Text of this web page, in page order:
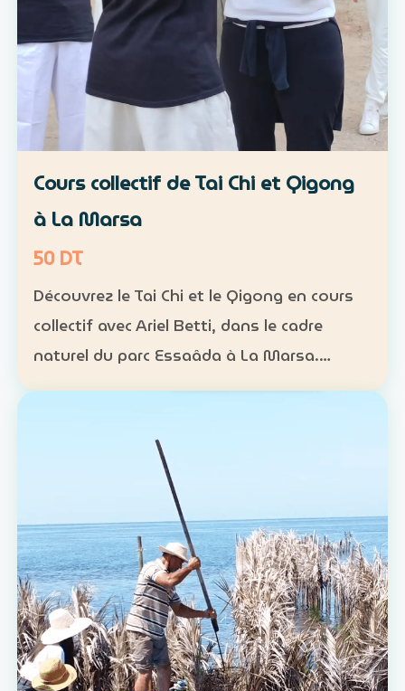
Cours collectif de Tai Chi et Qigong
à La Marsa
50 DT
Découvrez le Tai Chi et le Qigong en cours
collectif avec Ariel Betti, dans le cadre
naturel du parc Essaâda à La Marsa.
Format : cours collectif Rythme : une
séances sur un mois Ta…